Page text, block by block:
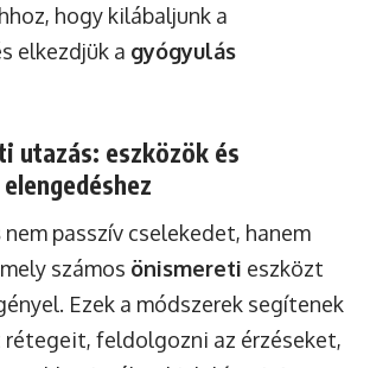
hogy kilábaljunk a
elkezdjük a gyógyulás
utazás: eszközök és
nem passzív cselekedet, hanem
számos önismereti eszközt
Ezek a módszerek segítenek
feldolgozni az érzéseket,